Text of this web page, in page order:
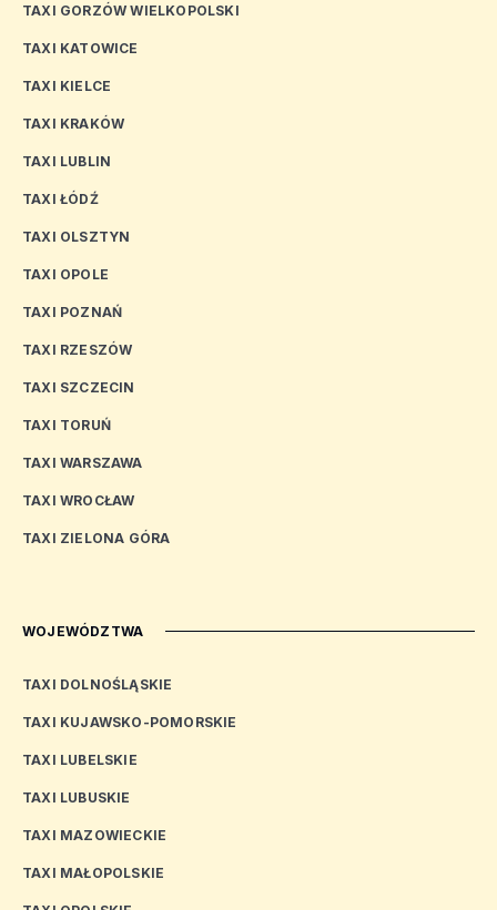
TAXI GORZÓW WIELKOPOLSKI
TAXI KATOWICE
TAXI KIELCE
TAXI KRAKÓW
TAXI LUBLIN
TAXI ŁÓDŹ
TAXI OLSZTYN
TAXI OPOLE
TAXI POZNAŃ
TAXI RZESZÓW
TAXI SZCZECIN
TAXI TORUŃ
TAXI WARSZAWA
TAXI WROCŁAW
TAXI ZIELONA GÓRA
WOJEWÓDZTWA
TAXI DOLNOŚLĄSKIE
TAXI KUJAWSKO-POMORSKIE
TAXI LUBELSKIE
TAXI LUBUSKIE
TAXI MAZOWIECKIE
TAXI MAŁOPOLSKIE